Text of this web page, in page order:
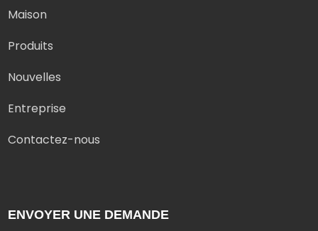
Maison
Produits
Nouvelles
Entreprise
Contactez-nous
ENVOYER UNE DEMANDE